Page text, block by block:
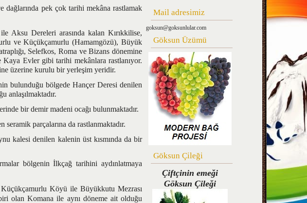
dağlarında pek çok tarihi mekâna rastlamak
Dereleri arasında kalan Kırıkkilise,
ve Küçükçamurlu (Hamamgözü), Büyük
Selefkos, Roma ve Bizans dönemine
Evler gibi tarihi mekânlara rastlanıyor.
üzerine kurulu bir yerleşim yeridir.
bulunduğu bölgede Hançer Deresi denilen
anlaşılmaktadır.
bir demir madeni ocağı bulunmaktadır.
parçalarına da rastlanmaktadır.
kalesi denilen kalenin üst kısmında da bir
bölgenin İlkçağ tarihini aydınlatmaya
Küçükçamurlu Köyü ile Büyükkutu Mezrası
olan Komana ile aynı döneme ait olduğu
Mail adresimiz
goksun@goksunlular.com
Göksun Üzümü
Göksun Çileği
Çiftçinin emeği
Göksun Çileği